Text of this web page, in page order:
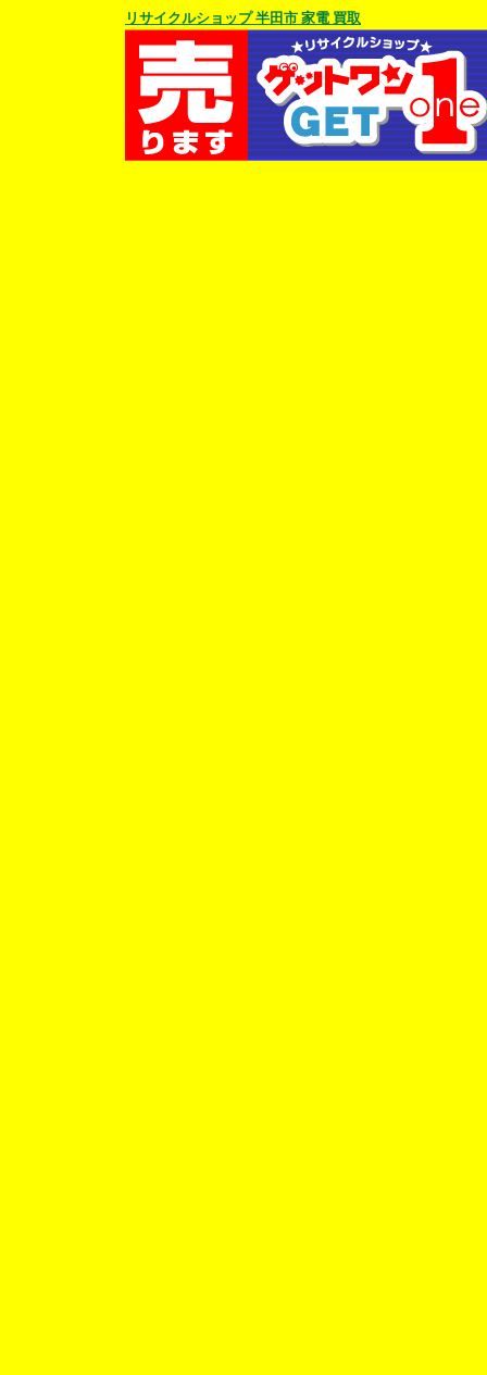
リサイクルショップ 半田市 家電 買取